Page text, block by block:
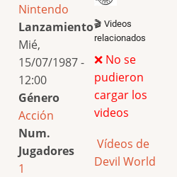
Nintendo
Lanzamiento
Mié,
15/07/1987 -
12:00
Género
Acción
Num.
Jugadores
1
🎬 Videos
relacionados
❌ No se
pudieron
cargar los
videos
Vídeos de
Devil World